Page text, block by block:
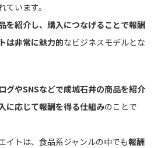
います。
を紹介し、購入につなげることで報酬
は非常に魅力的なビジネスモデルとな
グやSNSなどで成城石井の商品を紹介
に応じて報酬を得る仕組みのことで
イトは、食品系ジャンルの中でも報酬